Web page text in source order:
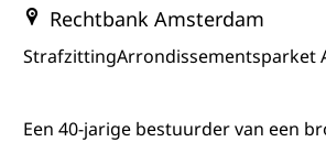
Rechtbank Amsterdam
StrafzittingArrondissementsparket
Een 40-jarige bestuurder van een